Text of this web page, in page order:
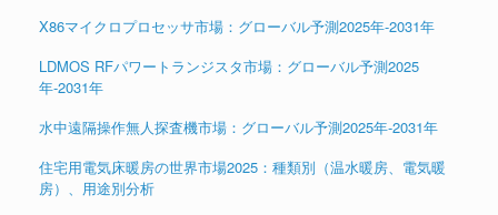
X86マイクロプロセッサ市場：グローバル予測2025年-2031年
LDMOS RFパワートランジスタ市場：グローバル予測2025
年-2031年
水中遠隔操作無人探査機市場：グローバル予測2025年-2031年
住宅用電気床暖房の世界市場2025：種類別（温水暖房、電気暖
房）、用途別分析